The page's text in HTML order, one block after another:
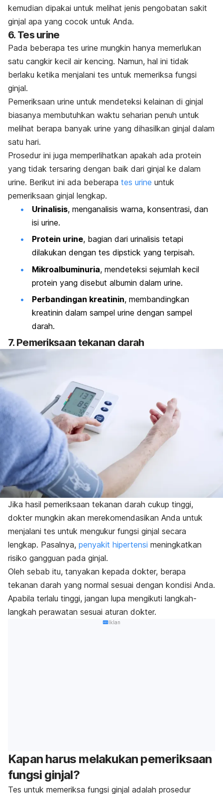
kemudian dipakai untuk melihat jenis pengobatan sakit
ginjal apa yang cocok untuk Anda.
6. Tes urine
Pada beberapa tes urine mungkin hanya memerlukan
satu cangkir kecil air kencing. Namun, hal ini tidak
berlaku ketika menjalani tes untuk memeriksa fungsi
ginjal.
Pemeriksaan urine untuk mendeteksi kelainan di ginjal
biasanya membutuhkan waktu seharian penuh untuk
melihat berapa banyak urine yang dihasilkan ginjal dalam
satu hari.
Prosedur ini juga memperlihatkan apakah ada protein
yang tidak tersaring dengan baik dari ginjal ke dalam
urine. Berikut ini ada beberapa tes urine untuk
pemeriksaan ginjal lengkap.
Urinalisis, menganalisis warna, konsentrasi, dan
isi urine.
Protein urine, bagian dari urinalisis tetapi
dilakukan dengan tes dipstick yang terpisah.
Mikroalbuminuria, mendeteksi sejumlah kecil
protein yang disebut albumin dalam urine.
Perbandingan kreatinin, membandingkan
kreatinin dalam sampel urine dengan sampel
darah.
7. Pemeriksaan tekanan darah
Jika hasil pemeriksaan tekanan darah cukup tinggi,
dokter mungkin akan merekomendasikan Anda untuk
menjalani tes untuk mengukur fungsi ginjal secara
lengkap. Pasalnya, penyakit hipertensi meningkatkan
risiko gangguan pada ginjal.
Oleh sebab itu, tanyakan kepada dokter, berapa
tekanan darah yang normal sesuai dengan kondisi Anda.
Apabila terlalu tinggi, jangan lupa mengikuti langkah-
langkah perawatan sesuai aturan dokter.
Iklan
Kapan harus melakukan pemeriksaan
fungsi ginjal?
Tes untuk memeriksa fungsi ginjal adalah prosedur